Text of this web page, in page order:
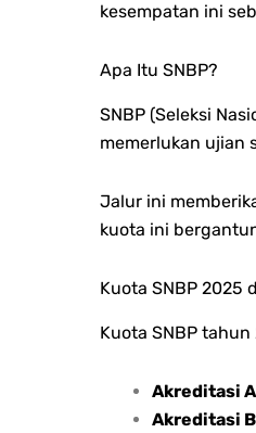
kesempatan ini
Apa Itu SNBP?
SNBP (Seleksi
memerlukan ujian
Jalur ini
kuota ini
Kuota SNBP 2025
Kuota SNBP
Akreditasi A
Akreditasi B